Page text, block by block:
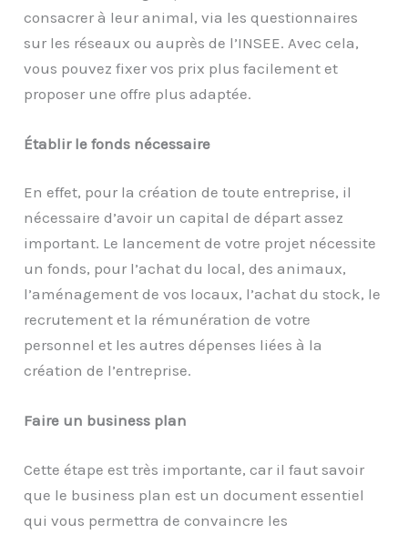
consacrer à leur animal, via les questionnaires
sur les réseaux ou auprès de l’INSEE. Avec cela,
vous pouvez fixer vos prix plus facilement et
proposer une offre plus adaptée.
Établir le fonds nécessaire
En effet, pour la création de toute entreprise, il
nécessaire d’avoir un capital de départ assez
important. Le lancement de votre projet nécessite
un fonds, pour l’achat du local, des animaux,
l’aménagement de vos locaux, l’achat du stock, le
recrutement et la rémunération de votre
personnel et les autres dépenses liées à la
création de l’entreprise.
Faire un business plan
Cette étape est très importante, car il faut savoir
que le business plan est un document essentiel
qui vous permettra de convaincre les